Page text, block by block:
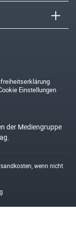
Einstellungen
der Mediengruppe
, wenn nicht